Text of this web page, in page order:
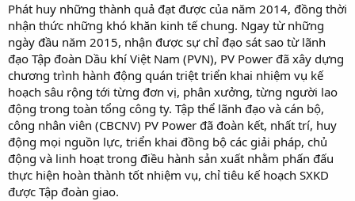
Phát huy những thành quả đạt được của năm 2014, đồng thời
nhận thức những khó khăn kinh tế chung. Ngay từ những
ngày đầu năm 2015, nhận được sự chỉ đạo sát sao từ lãnh
đạo Tập đoàn Dầu khí Việt Nam (PVN), PV Power đã xây dựng
chương trình hành động quán triệt triển khai nhiệm vụ kế
hoạch sâu rộng tới từng đơn vị, phân xưởng, từng người lao
động trong toàn tổng công ty. Tập thể lãnh đạo và cán bộ,
công nhân viên (CBCNV) PV Power đã đoàn kết, nhất trí, huy
động mọi nguồn lực, triển khai đồng bộ các giải pháp, chủ
động và linh hoạt trong điều hành sản xuất nhằm phấn đấu
thực hiện hoàn thành tốt nhiệm vụ, chỉ tiêu kế hoạch SXKD
được Tập đoàn giao.